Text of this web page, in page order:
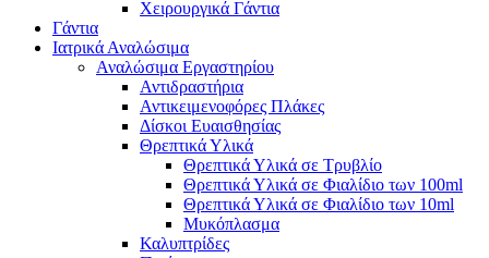
Χειρουργικά Γάντια
Γάντια
Ιατρικά Αναλώσιμα
Αναλώσιμα Εργαστηρίου
Αντιδραστήρια
Αντικειμενοφόρες Πλάκες
Δίσκοι Ευαισθησίας
Θρεπτικά Υλικά
Θρεπτικά Υλικά σε Τρυβλίο
Θρεπτικά Υλικά σε Φιαλίδιο των 100ml
Θρεπτικά Υλικά σε Φιαλίδιο των 10ml
Μυκόπλασμα
Καλυπτρίδες